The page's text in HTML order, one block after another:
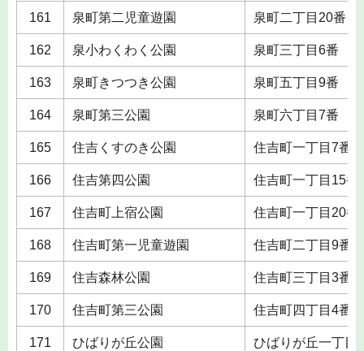
161 泉町第二児童遊園 泉町二丁目20番
162 泉小わくわく公園 泉町三丁目6番
163 泉町きつつき公園 泉町五丁目9番
164 泉町第三公園 泉町六丁目7番
165 住吉くすのき公園 住吉町一丁目7番
166 住吉第四公園 住吉町一丁目15番
167 住吉町上宿公園 住吉町一丁目20番
168 住吉町第一児童遊園 住吉町二丁目9番
169 住吉森林公園 住吉町三丁目3番
170 住吉町第三公園 住吉町四丁目4番
171 ひばりが丘公園 ひばりが丘一丁目